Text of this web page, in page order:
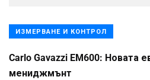
ИЗМЕРВАНЕ И КОНТРОЛ
Carlo Gavazzi EM600: Новата
мениджмънт